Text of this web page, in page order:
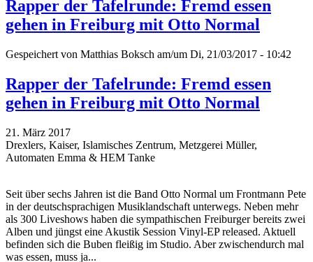
Rapper der Tafelrunde: Fremd essen
gehen in Freiburg mit Otto Normal
Gespeichert von Matthias Boksch am/um Di, 21/03/2017 - 10:42
Rapper der Tafelrunde: Fremd essen
gehen in Freiburg mit Otto Normal
21. März 2017
Drexlers, Kaiser, Islamisches Zentrum, Metzgerei Müller,
Automaten Emma & HEM Tanke
Seit über sechs Jahren ist die Band Otto Normal um Frontmann Pete
in der deutschsprachigen Musiklandschaft unterwegs. Neben mehr
als 300 Liveshows haben die sympathischen Freiburger bereits zwei
Alben und jüngst eine Akustik Session Vinyl-EP released. Aktuell
befinden sich die Buben fleißig im Studio. Aber zwischendurch mal
was essen, muss ja...